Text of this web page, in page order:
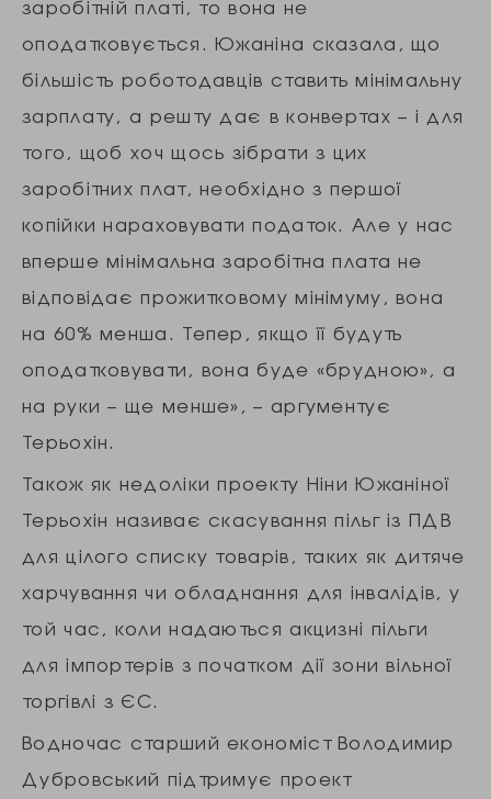
заробітній платі, то вона не
оподатковується. Южаніна сказала, що
більшість роботодавців ставить мінімальну
зарплату, а решту дає в конвертах – і для
того, щоб хоч щось зібрати з цих
заробітних плат, необхідно з першої
копійки нараховувати податок. Але у нас
вперше мінімальна заробітна плата не
відповідає прожитковому мінімуму, вона
на 60% менша. Тепер, якщо її будуть
оподатковувати, вона буде «брудною», а
на руки – ще менше», – аргументує
Терьохін.
Також як недоліки проекту Ніни Южаніної
Терьохін називає скасування пільг із ПДВ
для цілого списку товарів, таких як дитяче
харчування чи обладнання для інвалідів, у
той час, коли надаються акцизні пільги
для імпортерів з початком дії зони вільної
торгівлі з ЄС.
Водночас старший економіст Володимир
Дубровський підтримує проект